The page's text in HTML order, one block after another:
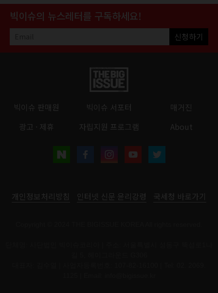
빅이슈의 뉴스레터를 구독하세요!
신청하기
빅이슈 판매원 빅이슈 서포터
매거진
광고 · 제휴
자립지원 프로그램 About
개인정보처리방침 인터넷 신문 윤리강령 국세청 바로가기